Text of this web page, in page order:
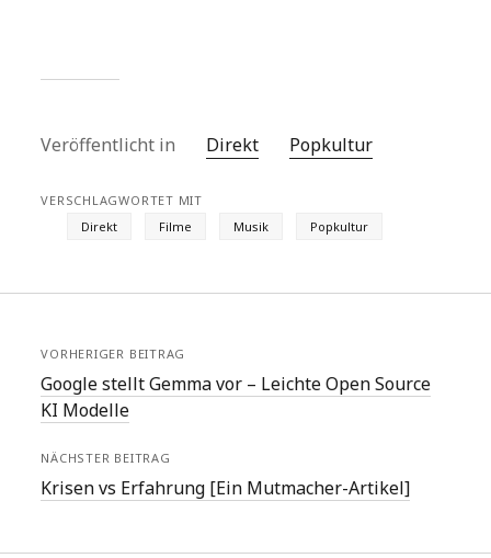
Veröffentlicht in Direkt Popkultur
VERSCHLAGWORTET MIT
Direkt
Filme Musik Popkultur
VORHERIGER BEITRAG
Google stellt Gemma vor – Leichte Open Source
KI Modelle
NÄCHSTER BEITRAG
Krisen vs Erfahrung [Ein Mutmacher-Artikel]